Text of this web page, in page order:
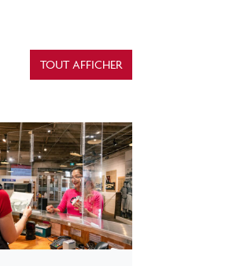
TOUT AFFICHER